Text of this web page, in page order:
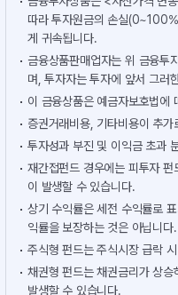
따라 투자원금의 손실
게 귀속됩니다.
금융상품판매업자는 위 금융투
며, 투자자는 투자에 앞서 그러
이 금융상품은 예금자보호법에
증권거래비용, 기타비용이 추
투자성과 부진 및 이익금 초과
재간접펀드 경우에는 피투자
이 발생할 수 있습니다.
상기 수익률은 세전 수익률로
익률을 보장하는 것은 아닙니다.
주식형 펀드는 주식시장 급락
채권형 펀드는 채권금리가 상승
발생할 수 있습니다.